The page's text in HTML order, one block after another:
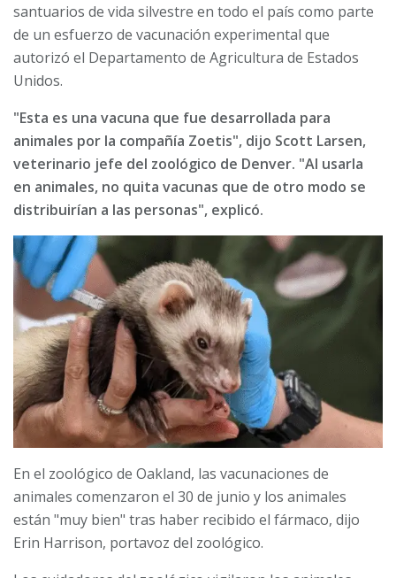
santuarios de vida silvestre en todo el país como parte
de un esfuerzo de vacunación experimental que
autorizó el Departamento de Agricultura de Estados
Unidos.
"Esta es una vacuna que fue desarrollada para
animales por la compañía Zoetis", dijo Scott Larsen,
veterinario jefe del zoológico de Denver. "Al usarla
en animales, no quita vacunas que de otro modo se
distribuirían a las personas", explicó.
En el zoológico de Oakland, las vacunaciones de
animales comenzaron el 30 de junio y los animales
están "muy bien" tras haber recibido el fármaco, dijo
Erin Harrison, portavoz del zoológico.